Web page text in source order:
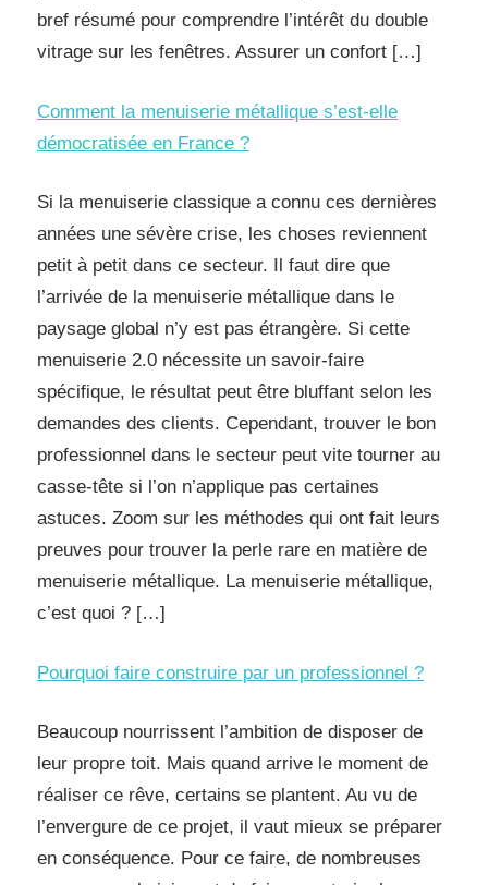
bref résumé pour comprendre l’intérêt du double
vitrage sur les fenêtres. Assurer un confort […]
Comment la menuiserie métallique s’est-elle
démocratisée en France ?
Si la menuiserie classique a connu ces dernières
années une sévère crise, les choses reviennent
petit à petit dans ce secteur. Il faut dire que
l’arrivée de la menuiserie métallique dans le
paysage global n’y est pas étrangère. Si cette
menuiserie 2.0 nécessite un savoir-faire
spécifique, le résultat peut être bluffant selon les
demandes des clients. Cependant, trouver le bon
professionnel dans le secteur peut vite tourner au
casse-tête si l’on n’applique pas certaines
astuces. Zoom sur les méthodes qui ont fait leurs
preuves pour trouver la perle rare en matière de
menuiserie métallique. La menuiserie métallique,
c’est quoi ? […]
Pourquoi faire construire par un professionnel ?
Beaucoup nourrissent l’ambition de disposer de
leur propre toit. Mais quand arrive le moment de
réaliser ce rêve, certains se plantent. Au vu de
l’envergure de ce projet, il vaut mieux se préparer
en conséquence. Pour ce faire, de nombreuses